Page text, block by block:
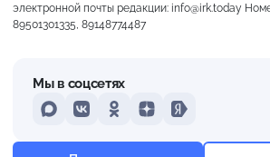
электронной почты редакции: info@irk.today
89501301335, 89148774487
Мы в соцсетях
MAXVKontakteOdnoklassniki
DzenYandex